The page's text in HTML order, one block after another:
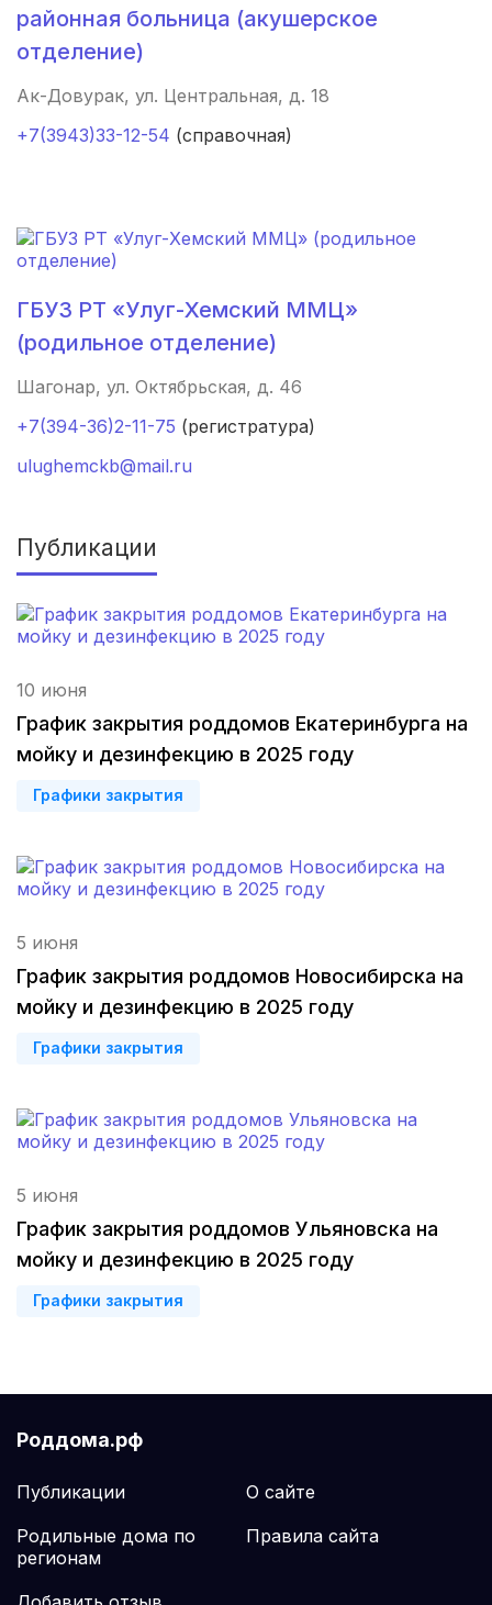
районная больница (акушерское
отделение)
Ак-Довурак, ул. Центральная, д. 18
+7(3943)33-12-54 (справочная)
ГБУЗ РТ «Улуг-Хемский ММЦ»
(родильное отделение)
Шагонар, ул. Октябрьская, д. 46
+7(394-36)2-11-75 (регистратура)
ulughemckb@mail.ru
Публикации
10 июня
График закрытия роддомов Екатеринбурга на
мойку и дезинфекцию в 2025 году
Графики закрытия
5 июня
График закрытия роддомов Новосибирска на
мойку и дезинфекцию в 2025 году
Графики закрытия
5 июня
График закрытия роддомов Ульяновска на
мойку и дезинфекцию в 2025 году
Графики закрытия
Роддома.рф
Публикации
Родильные дома по
регионам
О сайте
Правила сайта
Курск(4 роддома)
Иркутск(3 роддома)
Мурманск (3 роддома)
Орел (3 роддома)
Тольятти(3 роддома)
(3 роддома)
Архангельск
Севастополь(3 роддома)
Астрахань
Набережные Челны(3 роддома)
Оренбург
Петропавловск-Камчатский(3 роддома)
Кропоткин
Пенза(3 роддома)
Ставрополь
Магнитогорск (3 роддома)
Стерлитамак
Вологда(3 роддома)
Железногорск
Тула(2 роддома)
Белгород(2 роддома)
Сургут(2 роддома)
Нижний Тагил(2 роддома)
Кострома(2 роддома)